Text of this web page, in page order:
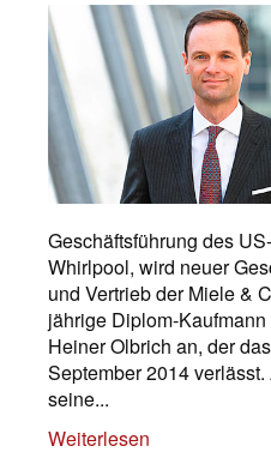
Geschäftsführung des
Whirlpool, wird neuer
und Vertrieb der Miele &
jährige Diplom-
Heiner Olbrich an, der
September 2014
seine...
Weiterlesen